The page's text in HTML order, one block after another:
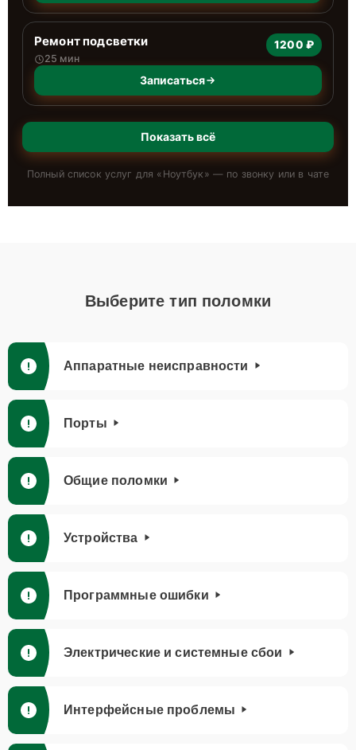
Ремонт подсветки
25 мин
1200 ₽
Записаться
Показать всё
Полный список услуг для « Ноутбук » — по звонку или в чате
Выберите тип поломки
Аппаратные неисправности
Порты
Общие поломки
Устройства
Программные ошибки
Электрические и системные сбои
Интерфейсные проблемы